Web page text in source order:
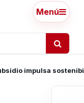
Menú
impulsa